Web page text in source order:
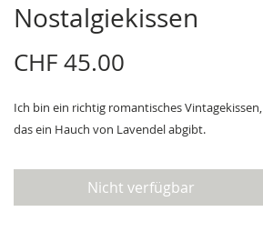
Nostalgiekissen
CHF 45.00
Ich bin ein richtig romantisches Vintagekissen,
das ein Hauch von Lavendel abgibt.
Nicht verfügbar